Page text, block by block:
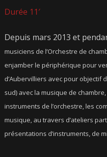
Durée 11′
Depuis mars 2013 et
musiciens de l’Orchestre de
enjamber le périphérique pour
d’Aubervilliers avec pour objectif
sud) avec la musique de
instruments de l’orchestre, les
musique, au travers d’ateliers
présentations d’instruments, de